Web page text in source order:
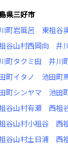
県三好市
町岩風呂
東祖谷
谷山村西岡向
井
町タクミ田
井川
町イタノ
池田町
町シンヤマ
池田
谷山村有瀬
西祖
谷山村小祖谷
西
谷山村土日浦
西